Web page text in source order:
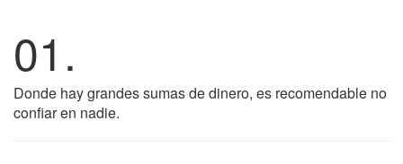
01.
Donde hay grandes sumas de dinero, es recomendable no
confiar en nadie.